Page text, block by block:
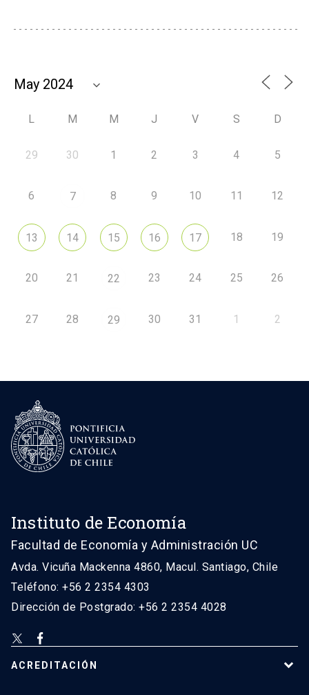
L M M J V S D
29 30 1 2 3 4 5
6 7 8 9 10 11 12
13 14 15 16 17 18 19
20 21 22 23 24 25 26
27 28 29 30 31 1 2
Instituto de Economía
Facultad de Economía y Administración UC
Avda. Vicuña Mackenna 4860, Macul. Santiago, Chile
Teléfono: +56 2 2354 4303
Dirección de Postgrado: +56 2 2354 4028
ACREDITACIÓN